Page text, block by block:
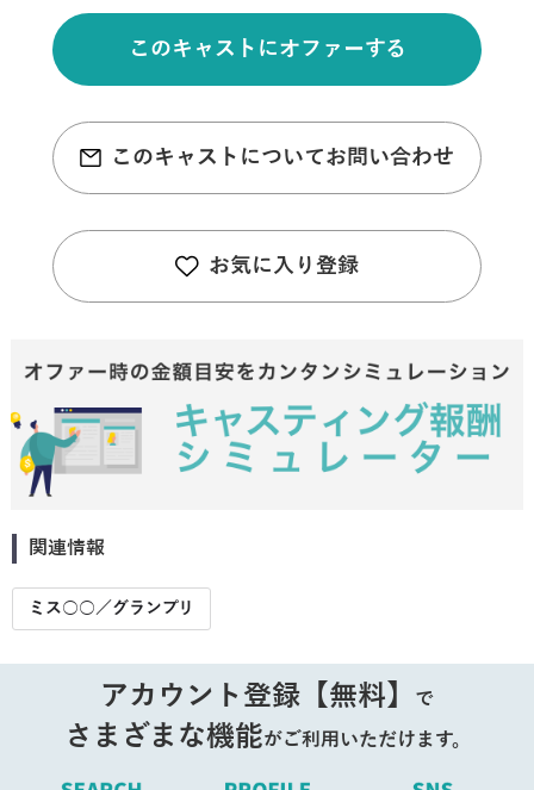
このキャストにオファーする
このキャストについてお問い合わせ
お気に入り登録
関連情報
ミス○○／グランプリ
アカウント登録【無料】 で
さまざまな機能がご利用いただけます。